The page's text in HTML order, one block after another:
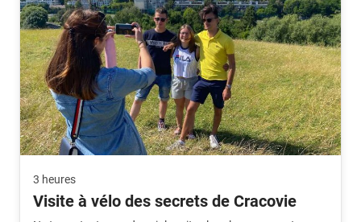
3 heures
Visite à vélo des secrets de Cracovie